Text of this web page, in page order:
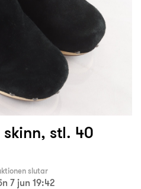
stl. 40
slutar
7 jun 19:42